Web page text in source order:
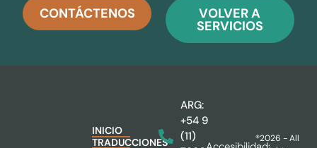
CONTÁCTENOS VOLVER A
SERVICIOS
INICIO
TRADUCCIONES
ARG:
+54 9
(11)
®2026 - All